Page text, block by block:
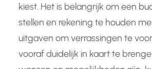
kiest. Het is belangrijk om een
stellen en rekening te houden
uitgaven om verrassingen te
vooraf duidelijk in kaart te